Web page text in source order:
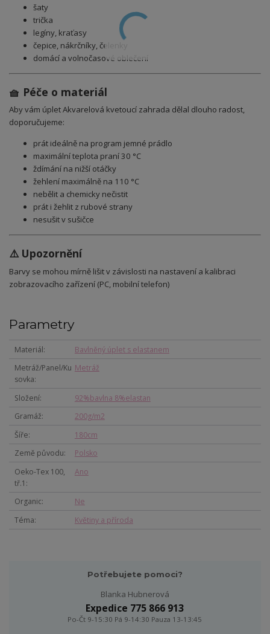
šaty
trička
legíny, kraťasy
čepice, nákrčníky, čelenky
domácí a volnočasové oblečení
🧺 Péče o materiál
Aby vám úplet Akvarelová kvetoucí zahrada dělal dlouho radost,
doporučujeme:
prát ideálně na program jemné prádlo
maximální teplota praní 30 °C
ždímání na nižší otáčky
žehlení maximálně na 110 °C
nebělit a chemicky nečistit
prát i žehlit z rubové strany
nesušit v sušičce
⚠️ Upozornění
Barvy se mohou mírně lišit v závislosti na nastavení a kalibraci
zobrazovacího zařízení (PC, mobilní telefon)
Parametry
Materiál
Bavlněný úplet s elastanem
Metráž/Panel/Ku
sovka
Metráž
Složení
92%bavlna 8%elastan
Gramáž
200g/m2
Šíře
180cm
Země původu
Polsko
Oeko-Tex 100,
tř.1
Ano
Organic
Ne
Téma
Květiny a příroda
Potřebujete pomoci?
Blanka Hubnerová
Expedice 775 866 913
Po-Čt 9-15:30 Pá 9-14:30 Pauza 13-13:45